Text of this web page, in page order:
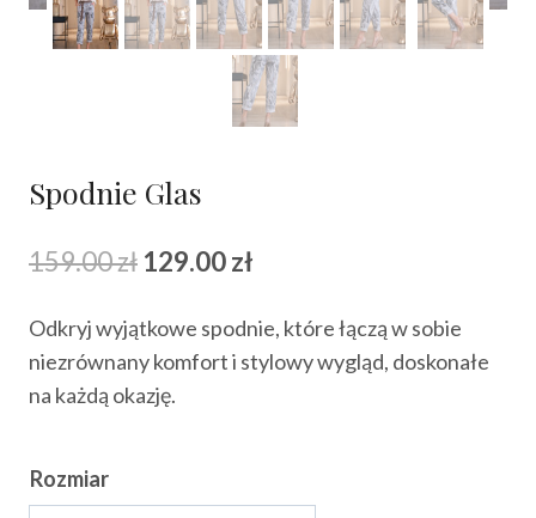
Spodnie Glas
159.00zł Pierwotna
wynosiła:
159.00 zł.
129.00zł
wynosi:
Odkryj wyjątkowe spodnie, które łączą w sobie
niezrównany komfort i stylowy wygląd, doskonałe
na każdą okazję.
Rozmiar